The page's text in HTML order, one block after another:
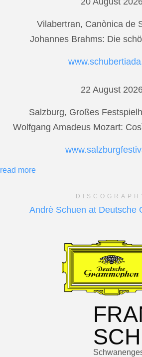
Vilabertran, Canònica de
Johannes Brahms: Die
22 August
Salzburg, Großes
Wolfgang Amadeus Mozart:
read more
Andrè Schuen at Deutsche